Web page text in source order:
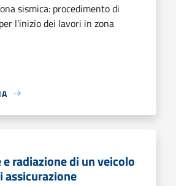
sismica: procedimento di
l'inizio dei lavori in zona
radiazione di un veicolo